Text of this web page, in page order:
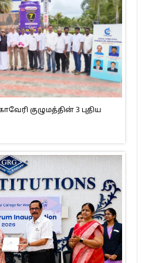
குழுமத்தின் 3 புதிய